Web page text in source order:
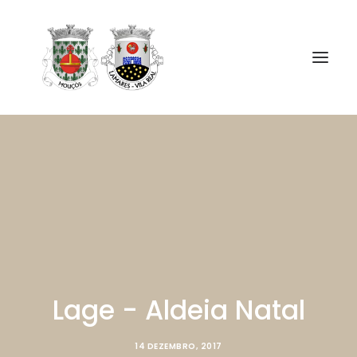
Lage - Aldeia Natal
14 DEZEMBRO, 2017